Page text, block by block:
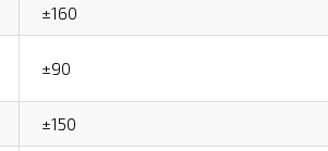
±160
±90
±150